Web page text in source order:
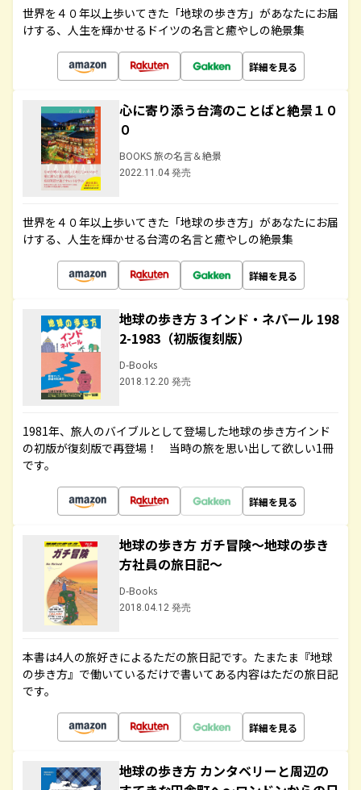
世界を４０年以上歩いてきた「地球の歩き方」があなたにお届
けする、人生を輝かせるドイツの名言と癒やしの絶景集
詳細を見る
心に寄り添う台湾のことばと絶景１０
０
BOOKS 旅の名言＆絶景
2022.11.04 発売
世界を４０年以上歩いてきた「地球の歩き方」があなたにお届
けする、人生を輝かせる台湾の名言と癒やしの絶景集
詳細を見る
地球の歩き方 3 インド・ネパール 198
2-1983（初版復刻版）
D-Books
2018.12.20 発売
1981年、旅人のバイブルとして登場した地球の歩き方インド
の初版が復刻版で再登場！ 当時の旅を思い出して欲しい1冊
です。
詳細を見る
地球の歩き方 ガチ冒険～地球の歩き
方社員の旅日記～
D-Books
2018.04.12 発売
本書は4人の旅好きによるただの旅日記です。たまたま『地球
の歩き方』で働いているだけで書いてある内容はただの旅日記
です。
詳細を見る
地球の歩き方 カンタベリーと周辺の